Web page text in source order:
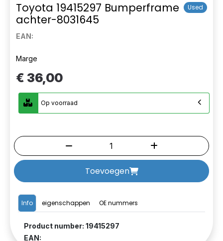
Toyota 19415297 Bumperframe
achter-8031645
Used
EAN:
Info eigenschappen OE nummers
Product number: 19415297
EAN:
Marge
€ 36,00
Op voorraad
Toevoegen